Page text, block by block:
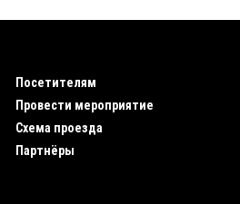
Посетителям
Провести мероприятие
Схема проезда
Партнёры